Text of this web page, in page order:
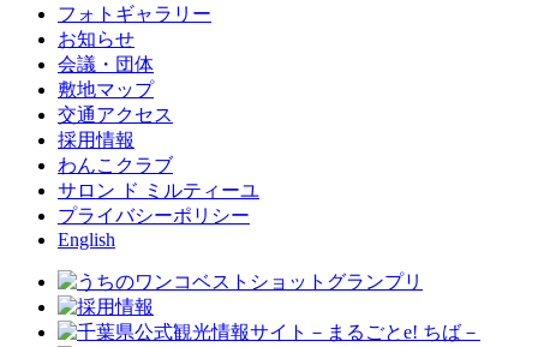
フォトギャラリー
お知らせ
会議・団体
敷地マップ
交通アクセス
採用情報
わんこクラブ
サロン ド ミルティーユ
プライバシーポリシー
English